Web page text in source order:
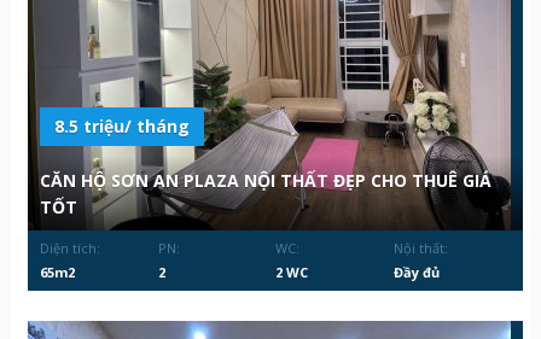
8.5 triệu/ tháng
CĂN HỘ SƠN AN PLAZA NỘI THẤT ĐẸP CHO THUÊ GIÁ
TỐT
Diện tích:
65m2
PN:
2
WC:
2 WC
Nội thất:
Đầy đủ